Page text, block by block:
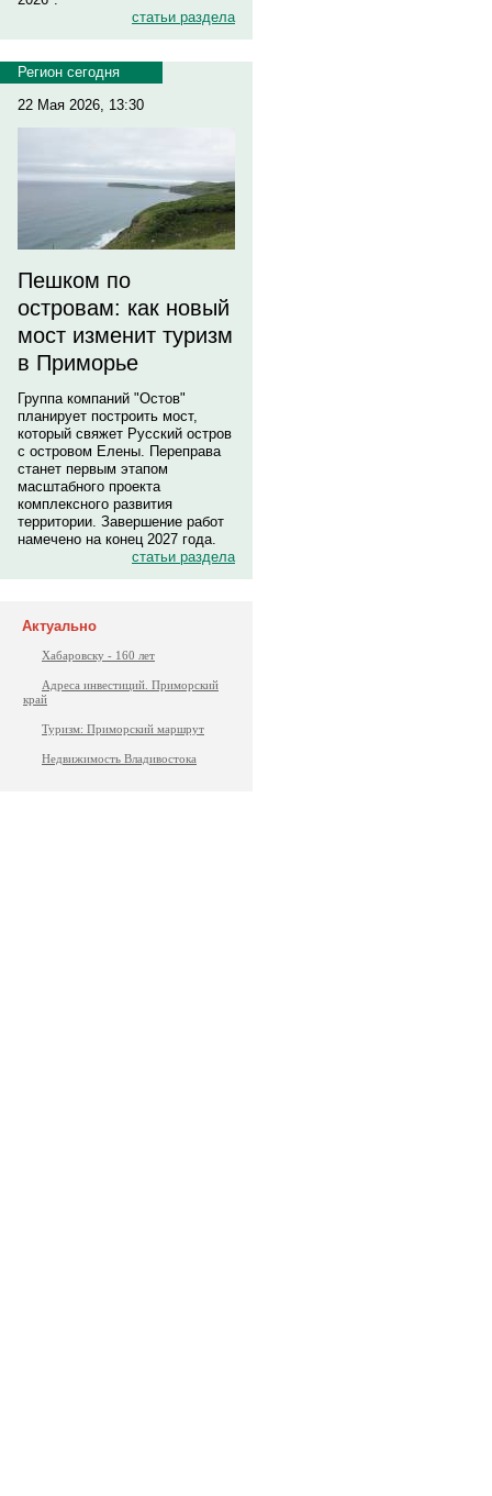
статьи раздела
Регион сегодня
22 Мая 2026, 13:30
Пешком по
островам: как новый
мост изменит туризм
в Приморье
Группа компаний "Остов"
планирует построить мост,
который свяжет Русский остров
с островом Елены. Переправа
станет первым этапом
масштабного проекта
комплексного развития
территории. Завершение работ
намечено на конец 2027 года.
статьи раздела
Актуально
Хабаровску - 160 лет
Адреса инвестиций. Приморский
край
Туризм: Приморский маршрут
Недвижимость Владивостока